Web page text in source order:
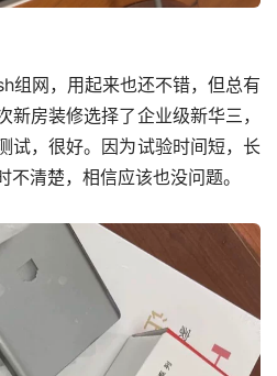
组网，用起来也还不错，但总有
房装修选择了企业级新华三，
试，很好。因为试验时间短，长
清楚，相信应该也没问题。